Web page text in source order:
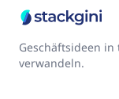
Geschäftsideen
verwandeln.